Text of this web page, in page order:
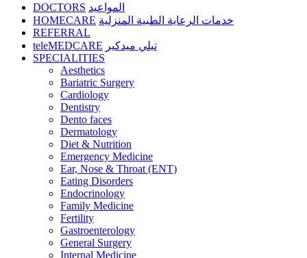
DOCTORS المواعيد
HOMECARE خدمات الرعاية الطبية المنزلية
REFERRAL
teleMEDCARE تيلي ميدكير
SPECIALITIES
Aesthetics
Bariatric Surgery
Cardiology
Dentistry
Dento faces
Dermatology
Diet & Nutrition
Emergency Medicine
Ear, Nose & Throat (ENT)
Eating Disorders
Endocrinology
Family Medicine
Fertility
Gastroenterology
General Surgery
Internal Medicine